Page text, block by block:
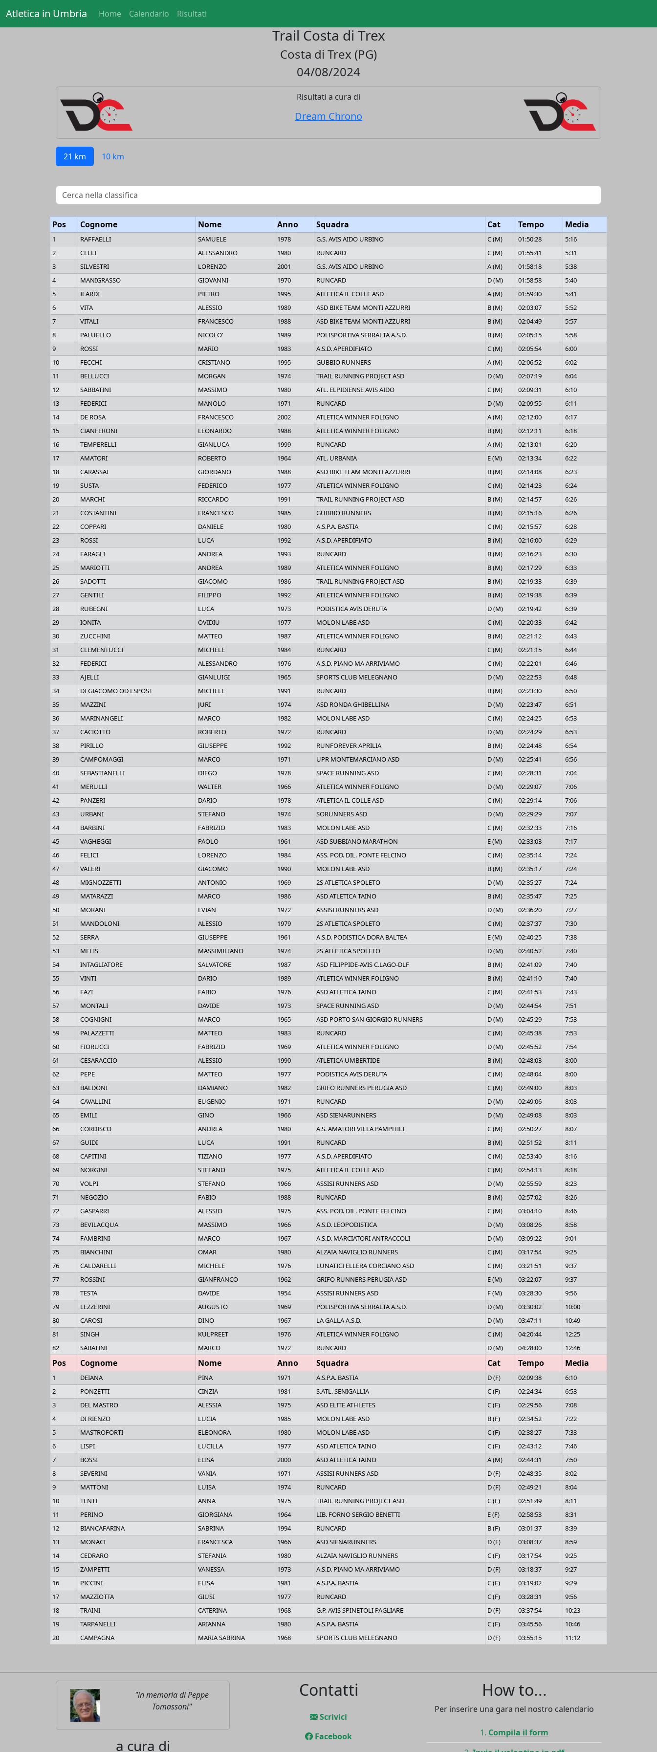
Atletica in Umbria Home Calendario Risultati
Trail Costa di Trex
Costa di Trex (PG)
04/08/2024
Risultati a cura di
Dream Chrono
21 km 10 km
Pos Cognome Nome Anno Squadra Cat Tempo Media
1 RAFFAELLI SAMUELE 1978 G.S. AVIS AIDO URBINO C (M) 01:50:28
5:16
2
CELLI ALESSANDRO 1980 RUNCARD C (M) 01:55:41
5:31
3
SILVESTRI LORENZO 2001 G.S. AVIS AIDO URBINO A (M) 01:58:18
5:38
4
MANIGRASSO GIOVANNI 1970 RUNCARD D (M) 01:58:58
5:40
5
ILARDI PIETRO 1995 ATLETICA IL COLLE ASD A (M) 01:59:30
5:41
6
VITA ALESSIO 1989 ASD BIKE TEAM MONTI AZZURRI B (M) 02:03:07
5:52
7
VITALI FRANCESCO 1988 ASD BIKE TEAM MONTI AZZURRI B (M) 02:04:49
5:57
8
PALUELLO NICOLO' 1989 POLISPORTIVA SERRALTA A.S.D. B (M) 02:05:15
5:58
9
ROSSI MARIO 1983 A.S.D. APERDIFIATO C (M) 02:05:54
6:00
10
FECCHI CRISTIANO 1995 GUBBIO RUNNERS A (M) 02:06:52
6:02
11
BELLUCCI MORGAN 1974 TRAIL RUNNING PROJECT ASD D (M) 02:07:19
6:04
12
SABBATINI MASSIMO 1980 ATL. ELPIDIENSE AVIS AIDO C (M) 02:09:31
6:10
13
FEDERICI MANOLO 1971 RUNCARD D (M) 02:09:55
6:11
14
DE ROSA FRANCESCO 2002 ATLETICA WINNER FOLIGNO A (M) 02:12:00
6:17
15
CIANFERONI LEONARDO 1988 ATLETICA WINNER FOLIGNO B (M) 02:12:11
6:18
16
TEMPERELLI GIANLUCA 1999 RUNCARD A (M) 02:13:01
6:20
17
AMATORI ROBERTO 1964 ATL. URBANIA E (M) 02:13:34
6:22
18
CARASSAI GIORDANO 1988 ASD BIKE TEAM MONTI AZZURRI B (M) 02:14:08
6:23
19
SUSTA FEDERICO 1977 ATLETICA WINNER FOLIGNO C (M) 02:14:23
6:24
20
MARCHI RICCARDO 1991 TRAIL RUNNING PROJECT ASD B (M) 02:14:57
6:26
21
COSTANTINI FRANCESCO 1985 GUBBIO RUNNERS B (M) 02:15:16
6:26
22
COPPARI DANIELE 1980 A.S.P.A. BASTIA C (M) 02:15:57
6:28
23
ROSSI LUCA 1992 A.S.D. APERDIFIATO B (M) 02:16:00
6:29
24
FARAGLI ANDREA 1993 RUNCARD B (M) 02:16:23
6:30
25
MARIOTTI ANDREA 1989 ATLETICA WINNER FOLIGNO B (M) 02:17:29
6:33
26
SADOTTI GIACOMO 1986 TRAIL RUNNING PROJECT ASD B (M) 02:19:33
6:39
27
GENTILI FILIPPO 1992 ATLETICA WINNER FOLIGNO B (M) 02:19:38
6:39
28
RUBEGNI LUCA 1973 PODISTICA AVIS DERUTA D (M) 02:19:42
6:39
29
IONITA OVIDIU 1977 MOLON LABE ASD C (M) 02:20:33
6:42
30
ZUCCHINI MATTEO 1987 ATLETICA WINNER FOLIGNO B (M) 02:21:12
6:43
31
CLEMENTUCCI MICHELE 1984 RUNCARD C (M) 02:21:15
6:44
32
FEDERICI ALESSANDRO 1976 A.S.D. PIANO MA ARRIVIAMO C (M) 02:22:01
6:46
33
AJELLI GIANLUIGI 1965 SPORTS CLUB MELEGNANO D (M) 02:22:53
6:48
34
DI GIACOMO OD ESPOST MICHELE 1991 RUNCARD B (M) 02:23:30
6:50
35
MAZZINI JURI 1974 ASD RONDA GHIBELLINA D (M) 02:23:47
6:51
36
MARINANGELI MARCO 1982 MOLON LABE ASD C (M) 02:24:25
6:53
37
CACIOTTO ROBERTO 1972 RUNCARD D (M) 02:24:29
6:53
38
PIRILLO GIUSEPPE 1992 RUNFOREVER APRILIA B (M) 02:24:48
6:54
39
CAMPOMAGGI MARCO 1971 UPR MONTEMARCIANO ASD D (M) 02:25:41
6:56
40
SEBASTIANELLI DIEGO 1978 SPACE RUNNING ASD C (M) 02:28:31
7:04
41
MERULLI WALTER 1966 ATLETICA WINNER FOLIGNO D (M) 02:29:07
7:06
42
PANZERI DARIO 1978 ATLETICA IL COLLE ASD C (M) 02:29:14
7:06
43
URBANI STEFANO 1974 SORUNNERS ASD D (M) 02:29:29
7:07
44
BARBINI FABRIZIO 1983 MOLON LABE ASD C (M) 02:32:33
7:16
45
VAGHEGGI PAOLO 1961 ASD SUBBIANO MARATHON E (M) 02:33:03
7:17
46
FELICI LORENZO 1984 ASS. POD. DIL. PONTE FELCINO C (M) 02:35:14
7:24
47
VALERI GIACOMO 1990 MOLON LABE ASD B (M) 02:35:17
7:24
48
MIGNOZZETTI ANTONIO 1969 2S ATLETICA SPOLETO D (M) 02:35:27
7:24
49
MATARAZZI MARCO 1986 ASD ATLETICA TAINO B (M) 02:35:47
7:25
50
MORANI EVIAN 1972 ASSISI RUNNERS ASD D (M) 02:36:20
7:27
51
MANDOLONI ALESSIO 1979 2S ATLETICA SPOLETO C (M) 02:37:37
7:30
52
SERRA GIUSEPPE 1961 A.S.D. PODISTICA DORA BALTEA E (M) 02:40:25
7:38
53
MELIS MASSIMILIANO 1974 2S ATLETICA SPOLETO D (M) 02:40:52
7:40
54
INTAGLIATORE SALVATORE 1987 ASD FILIPPIDE-AVIS C.LAGO-DLF B (M) 02:41:09
7:40
55
VINTI DARIO 1989 ATLETICA WINNER FOLIGNO B (M) 02:41:10
7:40
56
FAZI FABIO 1976 ASD ATLETICA TAINO C (M) 02:41:53
7:43
57
MONTALI DAVIDE 1973 SPACE RUNNING ASD D (M) 02:44:54
7:51
58
COGNIGNI MARCO 1965 ASD PORTO SAN GIORGIO RUNNERS D (M) 02:45:29
7:53
59
PALAZZETTI MATTEO 1983 RUNCARD C (M) 02:45:38
7:53
60
FIORUCCI FABRIZIO 1969 ATLETICA WINNER FOLIGNO D (M) 02:45:52
7:54
61
CESARACCIO ALESSIO 1990 ATLETICA UMBERTIDE B (M) 02:48:03
8:00
62
PEPE MATTEO 1977 PODISTICA AVIS DERUTA C (M) 02:48:04
8:00
63
BALDONI DAMIANO 1982 GRIFO RUNNERS PERUGIA ASD C (M) 02:49:00
8:03
64
CAVALLINI EUGENIO 1971 RUNCARD D (M) 02:49:06
8:03
65
EMILI GINO 1966 ASD SIENARUNNERS D (M) 02:49:08
8:03
66
CORDISCO ANDREA 1980 A.S. AMATORI VILLA PAMPHILI C (M) 02:50:27
8:07
67
GUIDI LUCA 1991 RUNCARD B (M) 02:51:52
8:11
68
CAPITINI TIZIANO 1977 A.S.D. APERDIFIATO C (M) 02:53:40
8:16
69
NORGINI STEFANO 1975 ATLETICA IL COLLE ASD C (M) 02:54:13
8:18
70
VOLPI STEFANO 1966 ASSISI RUNNERS ASD D (M) 02:55:59
8:23
71
NEGOZIO FABIO 1988 RUNCARD B (M) 02:57:02
8:26
72
GASPARRI ALESSIO 1975 ASS. POD. DIL. PONTE FELCINO C (M) 03:04:10
8:46
73
BEVILACQUA MASSIMO 1966 A.S.D. LEOPODISTICA D (M) 03:08:26
8:58
74
FAMBRINI MARCO 1967 A.S.D. MARCIATORI ANTRACCOLI D (M) 03:09:22
9:01
75
BIANCHINI OMAR 1980 ALZAIA NAVIGLIO RUNNERS C (M) 03:17:54
9:25
76
CALDARELLI MICHELE 1976 LUNATICI ELLERA CORCIANO ASD C (M) 03:21:51
9:37
77
ROSSINI GIANFRANCO 1962 GRIFO RUNNERS PERUGIA ASD E (M) 03:22:07
9:37
78
TESTA DAVIDE 1954 ASSISI RUNNERS ASD F (M) 03:28:30
9:56
79
LEZZERINI AUGUSTO 1969 POLISPORTIVA SERRALTA A.S.D. D (M) 03:30:02
10:00
80
CAROSI DINO 1967 LA GALLA A.S.D. D (M) 03:47:11
10:49
81
SINGH KULPREET 1976 ATLETICA WINNER FOLIGNO C (M) 04:20:44
12:25
82
SABATINI MARCO 1972 RUNCARD D (M) 04:28:00 12:46
Pos Cognome Nome Anno Squadra Cat Tempo Media
1 DEIANA PINA 1971 A.S.P.A. BASTIA D (F) 02:09:38
6:10
2
PONZETTI CINZIA 1981 S.ATL. SENIGALLIA C (F) 02:24:34
6:53
3
DEL MASTRO ALESSIA 1975 ASD ELITE ATHLETES C (F) 02:29:56
7:08
4
DI RIENZO LUCIA 1985 MOLON LABE ASD B (F) 02:34:52
7:22
5
MASTROFORTI ELEONORA 1980 MOLON LABE ASD C (F) 02:38:27
7:33
6
LISPI LUCILLA 1977 ASD ATLETICA TAINO C (F) 02:43:12
7:46
7
BOSSI ELISA 2000 ASD ATLETICA TAINO A (M) 02:44:31
7:50
8
SEVERINI VANIA 1971 ASSISI RUNNERS ASD D (F) 02:48:35
8:02
9
MATTONI LUISA 1974 RUNCARD D (F) 02:49:21
8:04
10
TENTI ANNA 1975 TRAIL RUNNING PROJECT ASD C (F) 02:51:49
8:11
11
PERINO GIORGIANA 1964 LIB. FORNO SERGIO BENETTI E (F) 02:58:53
8:31
12
BIANCAFARINA SABRINA 1994 RUNCARD B (F) 03:01:37
8:39
13
MONACI FRANCESCA 1966 ASD SIENARUNNERS D (F) 03:08:37
8:59
14
CEDRARO STEFANIA 1980 ALZAIA NAVIGLIO RUNNERS C (F) 03:17:54
9:25
15
ZAMPETTI VANESSA 1973 A.S.D. PIANO MA ARRIVIAMO D (F) 03:18:37
9:27
16
PICCINI ELISA 1981 A.S.P.A. BASTIA C (F) 03:19:02
9:29
17
MAZZIOTTA GIUSI 1977 RUNCARD C (F) 03:28:31
9:56
18
TRAINI CATERINA 1968 G.P. AVIS SPINETOLI PAGLIARE D (F) 03:37:54
10:23
19
TARPANELLI ARIANNA 1980 A.S.P.A. BASTIA C (F) 03:45:56
10:46
20
CAMPAGNA MARIA SABRINA 1968 SPORTS CLUB MELEGNANO D (F) 03:55:15 11:12
"in memoria di Peppe
Tomassoni"
a cura di
Contatti
Scrivici
Facebook
How to...
Per inserire una gara nel nostro calendario
Compila il form